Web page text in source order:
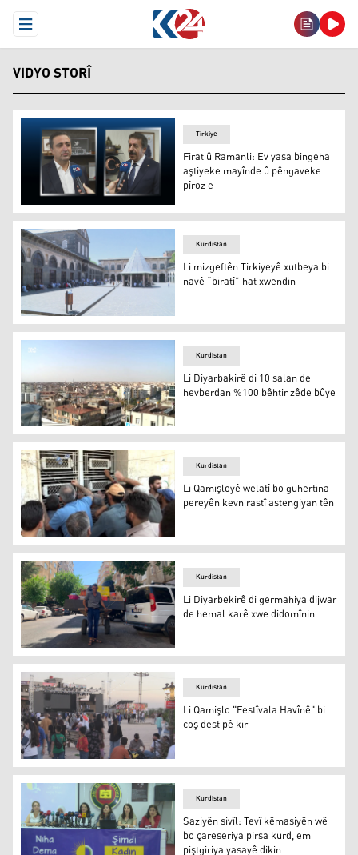
Open Menu
VIDYO STORÎ
Firat û Ramanli: Ev yasa bingeha aştiyeke mayînde û
Tirkiye
Firat û Ramanli: Ev yasa bingeha
aştiyeke mayînde û pêngaveke
pîroz e
Li mizgeftên Tirkiyeyê xutbeya bi navê “biratî” hat
Kurdistan
Li mizgeftên Tirkiyeyê xutbeya bi
navê “biratî” hat xwendin
Diyarbekir
Kurdistan
Li Diyarbakirê di 10 salan de
hevberdan %100 bêhtir zêde bûye
Li Qamişloyê welatî bo guhertina pereyên kevn rastî
Kurdistan
Li Qamişloyê welatî bo guhertina
pereyên kevn rastî astengiyan tên
Li Diyarbekirê di germahiya dijwar de hemal karê xwe
Kurdistan
Li Diyarbekirê di germahiya dijwar
de hemal karê xwe didomînin
Li Qamişlo "Festîvala Havînê" bi coş dest pê kir
Kurdistan
Li Qamişlo "Festîvala Havînê" bi
coş dest pê kir
Kurdistan
Saziyên sivîl: Tevî kêmasiyên wê
bo çareseriya pirsa kurd, em
piştgiriya yasayê dikin